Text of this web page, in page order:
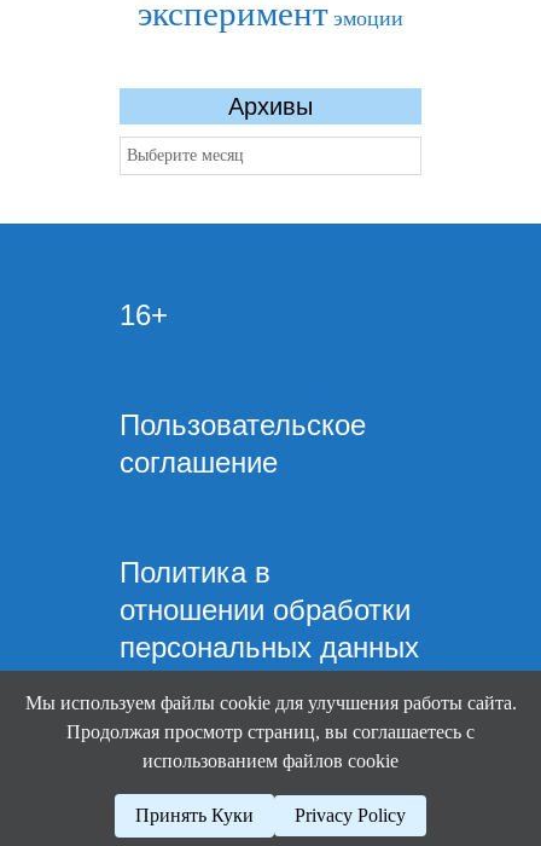
эксперимент эмоции
Архивы
Архивы
16+
Пользовательское
соглашение
Политика в
отношении обработки
персональных данных
Mindware Lab ©
Мы используем файлы cookie для улучшения работы сайта.
Продолжая просмотр страниц, вы соглашаетесь с
использованием файлов cookie
Принять Куки Privacy Policy